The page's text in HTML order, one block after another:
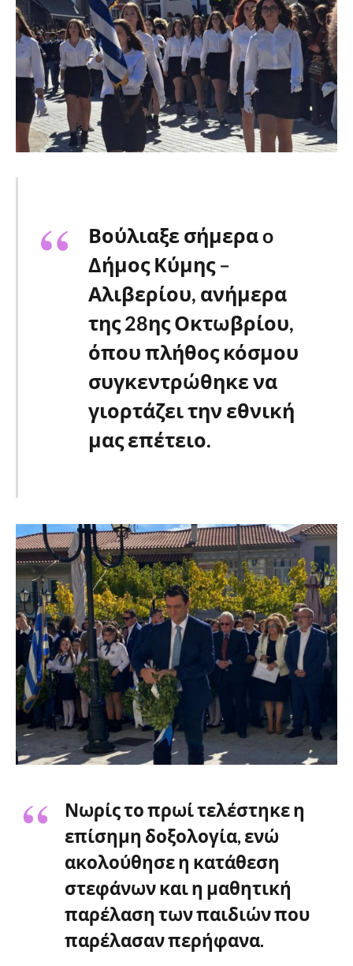
Βούλιαξε σήμερα o
Δήμος Κύμης –
Αλιβερίου, ανήμερα
της 28ης Οκτωβρίου,
όπου πλήθος κόσμου
συγκεντρώθηκε να
γιορτάζει την εθνική
μας επέτειο.
Νωρίς το πρωί τελέστηκε η
επίσημη δοξολογία, ενώ
ακολούθησε η κατάθεση
στεφάνων και η μαθητική
παρέλαση των παιδιών που
παρέλασαν περήφανα.